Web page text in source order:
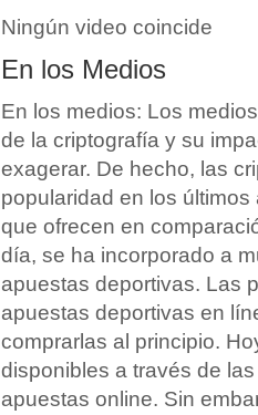
Ningún video coincide
En los Medios
En los medios: Los
de la criptografía y su
exagerar. De hecho, las
popularidad en los
que ofrecen en
día, se ha incorporado a
apuestas deportivas. Las
apuestas deportivas en
comprarlas al principio.
disponibles a través de
apuestas online. Sin